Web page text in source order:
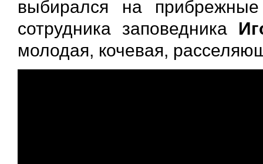
выбирался на
сотрудника заповедника
молодая, кочевая,